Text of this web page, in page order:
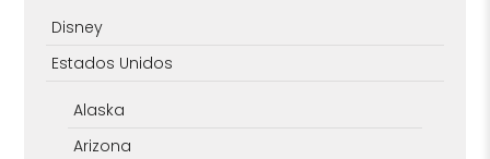
Disney
Estados Unidos
Alaska
Arizona